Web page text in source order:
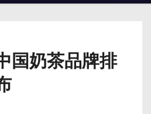
国奶茶品牌排